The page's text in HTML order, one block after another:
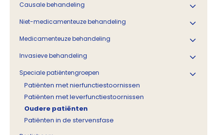
Causale behandeling
Niet-medicamenteuze behandeling
Medicamenteuze behandeling
Invasieve behandeling
Speciale patiëntengroepen
Patiënten met nierfunctiestoornissen
Patiënten met leverfunctiestoornissen
Oudere patiënten
Patiënten in de stervensfase